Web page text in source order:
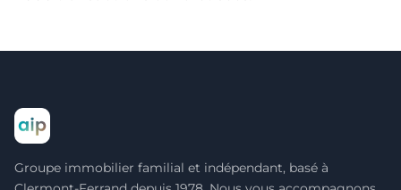
Groupe immobilier familial et indépendant, basé à